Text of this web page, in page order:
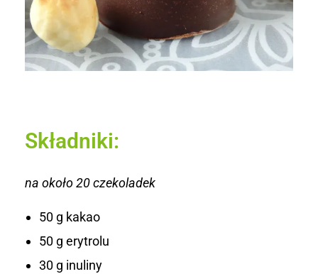
w
y
Składniki:
na około 20 czekoladek
50 g kakao
50 g erytrolu
30 g inuliny